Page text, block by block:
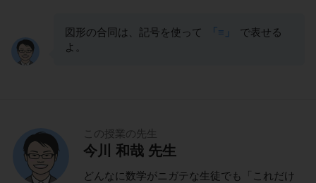
図形の合同は、記号を使って 「≡」
で表せる
よ。
この授業の先生
今川 和哉 先生
どんなに数学がニガテな生徒でも「これだけ